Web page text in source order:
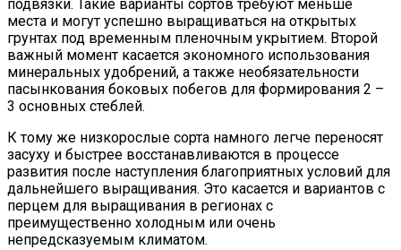
подвязки. Такие варианты сортов требуют меньше
места и могут успешно выращиваться на открытых
грунтах под временным пленочным укрытием. Второй
важный момент касается экономного использования
минеральных удобрений, а также необязательности
пасынкования боковых побегов для формирования 2 –
3 основных стеблей.
К тому же низкорослые сорта намного легче переносят
засуху и быстрее восстанавливаются в процессе
развития после наступления благоприятных условий для
дальнейшего выращивания. Это касается и вариантов с
перцем для выращивания в регионах с
преимущественно холодным или очень
непредсказуемым климатом.